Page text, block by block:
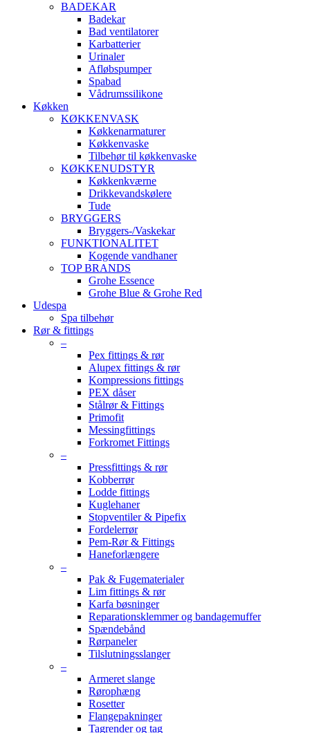
BADEKAR
Badekar
Bad ventilatorer
Karbatterier
Urinaler
Afløbspumper
Spabad
Vådrumssilikone
Køkken
KØKKENVASK
Køkkenarmaturer
Køkkenvaske
Tilbehør til køkkenvaske
KØKKENUDSTYR
Køkkenkværne
Drikkevandskølere
Tude
BRYGGERS
Bryggers-/Vaskekar
FUNKTIONALITET
Kogende vandhaner
TOP BRANDS
Grohe Essence
Grohe Blue & Grohe Red
Udespa
Spa tilbehør
Rør & fittings
–
Pex fittings & rør
Alupex fittings & rør
Kompressions fittings
PEX dåser
Stålrør & Fittings
Primofit
Messingfittings
Forkromet Fittings
–
Pressfittings & rør
Kobberrør
Lodde fittings
Kuglehaner
Stopventiler & Pipefix
Fordelerrør
Pem-Rør & Fittings
Haneforlængere
–
Pak & Fugematerialer
Lim fittings & rør
Karfa bøsninger
Reparationsklemmer og bandagemuffer
Spændebånd
Rørpaneler
Tilslutningsslanger
–
Armeret slange
Rørophæng
Rosetter
Flangepakninger
Tagrender og tag